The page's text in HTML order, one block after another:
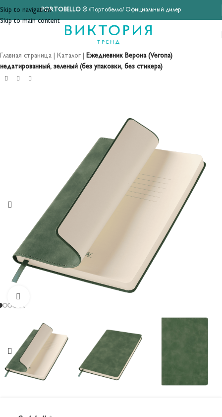
Skip to navigation
Skip to main content
PORTOBELLO® /Портобелло/ Официальный дилер
Главная страница Каталог
Ежедневник Верона (Verona)
недатированный, зеленый (без упаковки, без стикера)